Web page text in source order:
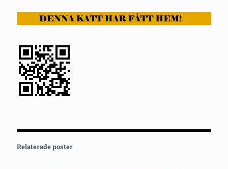
Relaterade poster